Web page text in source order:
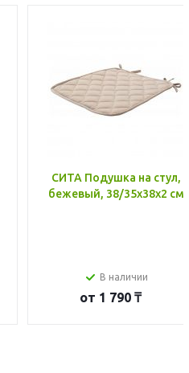
СИТА Подушка на стул,
бежевый, 38/35x38x2 см
В наличии
от 1 790 ₸